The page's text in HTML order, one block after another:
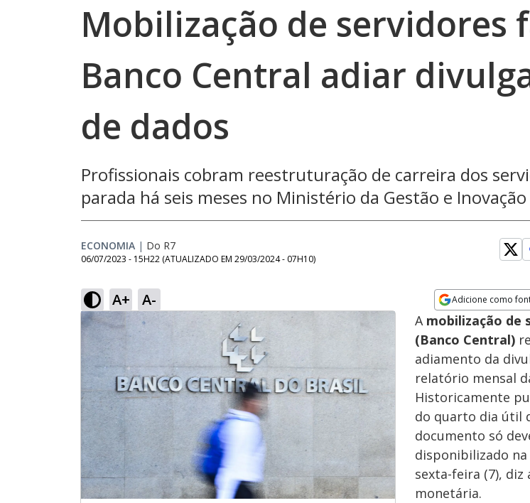
Mobilização de servidores
Banco Central adiar
de dados
Profissionais cobram reestruturação de carreira dos
parada há seis meses no Ministério da Gestão e Inovação
ECONOMIA | Do R7
06/07/2023 - 15H22 (ATUALIZADO EM 29/03/2024 - 07H10)
A+ A- Adicione como
Opens in new
A mobilização de
(Banco Central)
adiamento da
relatório mensal
Historicamente
do quarto dia útil
documento só
disponibilizado
sexta-feira (7), diz
monetária.